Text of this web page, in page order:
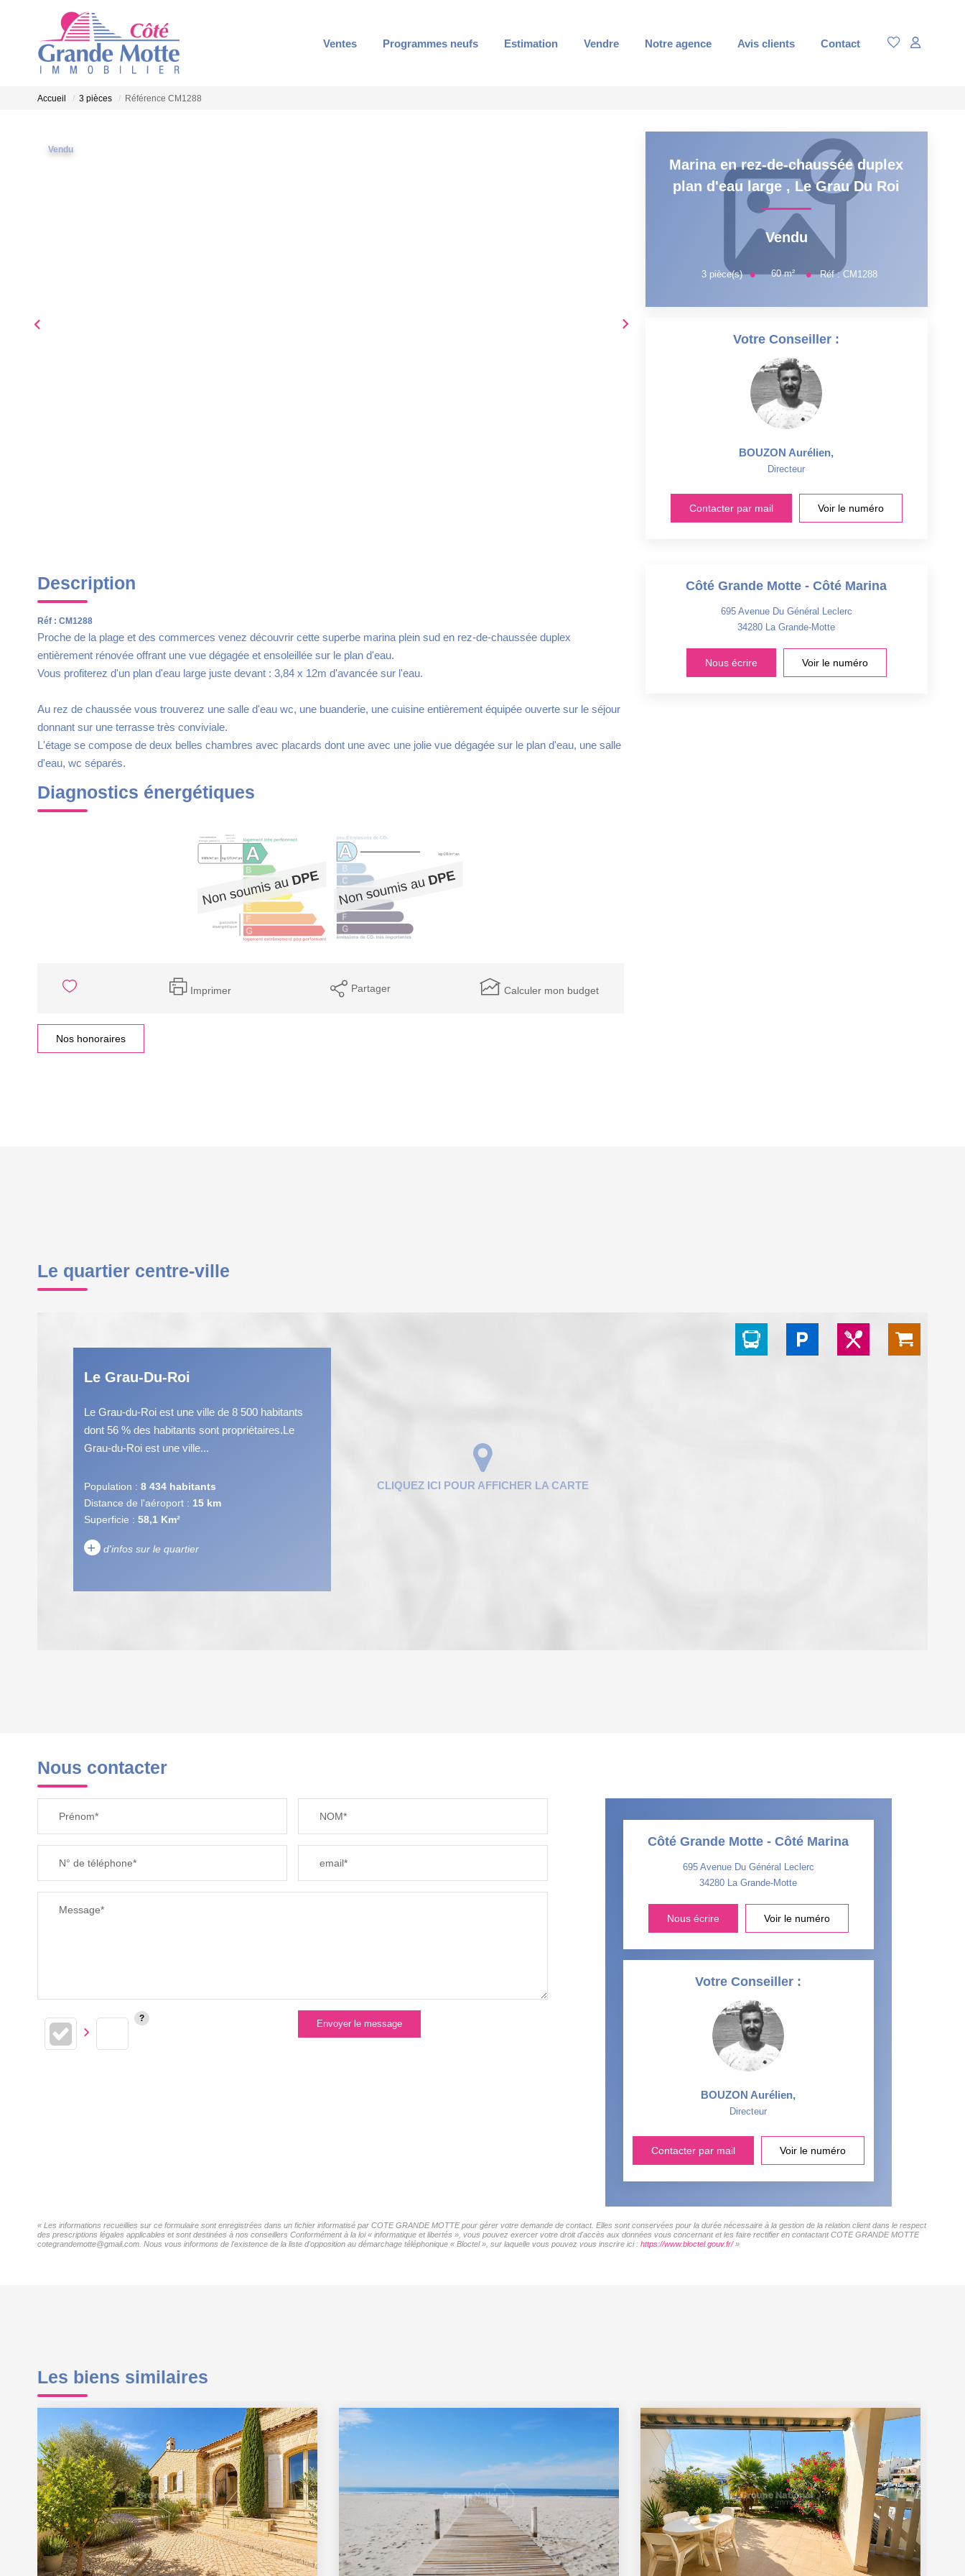
Ventes Programmes neufs Estimation Vendre Notre agence Avis clients Contact
Accueil 3 pièces Référence CM1288
Vendu
Description
Réf : CM1288
Proche de la plage et des commerces venez découvrir cette superbe marina plein sud en rez-de-chaussée duplex
entièrement rénovée offrant une vue dégagée et ensoleillée sur le plan d'eau.
Vous profiterez d'un plan d'eau large juste devant : 3,84 x 12m d'avancée sur l'eau.
Au rez de chaussée vous trouverez une salle d'eau wc, une buanderie, une cuisine entièrement équipée ouverte sur le séjour
donnant sur une terrasse très conviviale.
L'étage se compose de deux belles chambres avec placards dont une avec une jolie vue dégagée sur le plan d'eau, une salle
d'eau, wc séparés.
Diagnostics énergétiques
Imprimer Partager Calculer mon budget
Nos honoraires
Marina en rez-de-chaussée duplex
plan d'eau large , Le Grau Du Roi
Vendu
3 pièce(s) 60m² Réf :CM1288
Côté Grande Motte - Côté Marina
695 Avenue Du Général Leclerc
34280 La Grande-Motte
Nous écrire Voir le numéro
Votre Conseiller :
BOUZON Aurélien,
Directeur
Contacter par mail Voir le numéro
Le quartier centre-ville
Le Grau-Du-Roi
Le Grau-du-Roi est une ville de 8 500 habitants
dont 56 % des habitants sont propriétaires.Le
Grau-du-Roi est une ville...
Population : 8 434 habitants
Distance de l'aéroport : 15 km
Superficie : 58,1 Km²
+ d'infos sur le quartier
TAXE FONCIÈRE
RESTAURANTS ET CAFÉS COMMERCES
Nous contacter
Prénom* NOM*
N° de téléphone* email*
Message*
Envoyer le message
Côté Grande Motte - Côté Marina
695 Avenue Du Général Leclerc
34280 La Grande-Motte
Nous écrire Voir le numéro
Votre Conseiller :
BOUZON Aurélien,
Directeur
Contacter par mail Voir le numéro
« Les informations recueillies sur ce formulaire sont enregistrées dans un fichier informatisé par COTE GRANDE MOTTE pour gérer votre demande de contact. Elles sont conservées pour la durée nécessaire à la gestion de la relation client dans le respect
des prescriptions légales applicables et sont destinées à nos conseillers Conformément à la loi « informatique et libertés », vous pouvez exercer votre droit d'accès aux données vous concernant et les faire rectifier en contactant COTE GRANDE MOTTE
cotegrandemotte@gmail.com. Nous vous informons de l'existence de la liste d'opposition au démarchage téléphonique « Bloctel », sur laquelle vous pouvez vous inscrire ici : https://www.bloctel.gouv.fr/»
Les biens similaires